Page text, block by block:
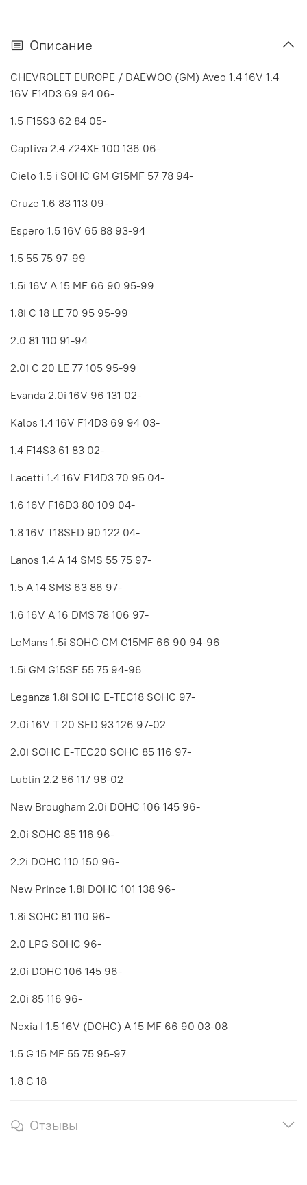
Описание
CHEVROLET EUROPE / DAEWOO (GM) Aveo 1.4 16V 1.4
16V F14D3 69 94 06-
1.5 F15S3 62 84 05-
Captiva 2.4 Z24XE 100 136 06-
Cielo 1.5 i SOHC GM G15MF 57 78 94-
Cruze 1.6 83 113 09-
Espero 1.5 16V 65 88 93-94
1.5 55 75 97-99
1.5i 16V A 15 MF 66 90 95-99
1.8i C 18 LE 70 95 95-99
2.0 81 110 91-94
2.0i C 20 LE 77 105 95-99
Evanda 2.0i 16V 96 131 02-
Kalos 1.4 16V F14D3 69 94 03-
1.4 F14S3 61 83 02-
Lacetti 1.4 16V F14D3 70 95 04-
1.6 16V F16D3 80 109 04-
1.8 16V T18SED 90 122 04-
Lanos 1.4 A 14 SMS 55 75 97-
1.5 A 14 SMS 63 86 97-
1.6 16V A 16 DMS 78 106 97-
LeMans 1.5i SOHC GM G15MF 66 90 94-96
1.5i GM G15SF 55 75 94-96
Leganza 1.8i SOHC E-TEC18 SOHC 97-
2.0i 16V T 20 SED 93 126 97-02
2.0i SOHC E-TEC20 SOHC 85 116 97-
Lublin 2.2 86 117 98-02
New Brougham 2.0i DOHC 106 145 96-
2.0i SOHC 85 116 96-
2.2i DOHC 110 150 96-
New Prince 1.8i DOHC 101 138 96-
1.8i SOHC 81 110 96-
2.0 LPG SOHC 96-
2.0i DOHC 106 145 96-
2.0i 85 116 96-
Nexia I 1.5 16V (DOHC) A 15 MF 66 90 03-08
1.5 G 15 MF 55 75 95-97
1.8 C 18
Отзывы